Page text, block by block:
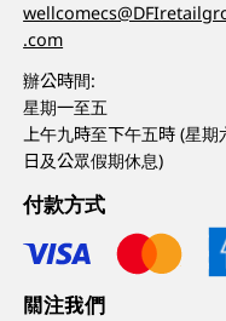
.com
辦公時間:
星期一至五
上午九時至下午五時 (星期
日及公眾假期休息)
付款方式
關注我們